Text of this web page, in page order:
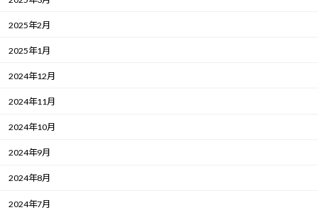
2025年2月
2025年1月
2024年12月
2024年11月
2024年10月
2024年9月
2024年8月
2024年7月